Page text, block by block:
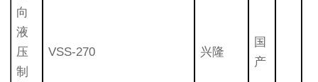
向
液
压
制
VSS-270 兴隆
国
产